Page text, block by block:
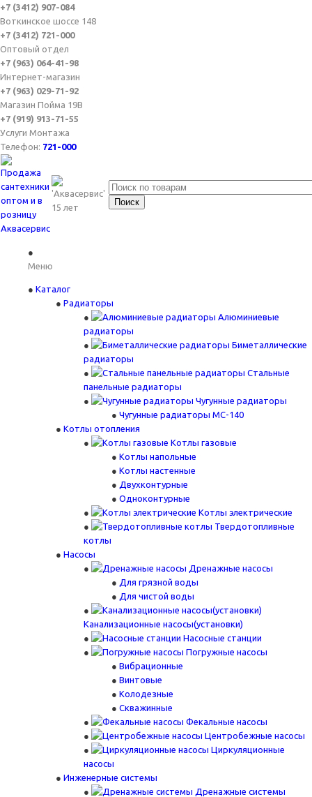
+7 (3412) 907-084
Воткинское шоссе 148
+7 (3412) 721-000
Оптовый отдел
+7 (963) 064-41-98
Интернет-магазин
+7 (963) 029-71-92
Магазин Пойма 19В
+7 (919) 913-71-55
Услуги Монтажа
Телефон: 721-000
Меню
Каталог
Радиаторы
Алюминиевые
радиаторы
Биметаллические
радиаторы
Стальные
панельные радиаторы
Чугунные радиаторы
Чугунные радиаторы МС-140
Котлы отопления
Котлы газовые
Котлы напольные
Котлы настенные
Двухконтурные
Одноконтурные
Котлы электрические
Твердотопливные
котлы
Насосы
Дренажные насосы
Для грязной воды
Для чистой воды
Канализационные насосы(установки)
Насосные станции
Погружные насосы
Вибрационные
Винтовые
Колодезные
Скважинные
Фекальные насосы
Центробежные насосы
Циркуляционные
насосы
Инженерные системы
Дренажные системы